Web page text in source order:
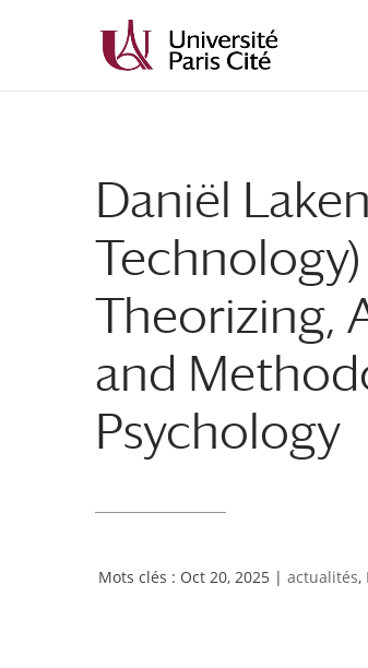
principal
navigation
Daniël
Theorizing,
and
Psychology
Oct 20, 2025 | actualités,